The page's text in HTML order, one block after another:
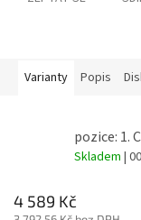
Varianty Popis
pozice: 1.
Skladem |
4 589 Kč